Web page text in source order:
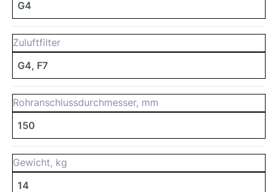
G4
Zuluftfilter
G4, F7
Rohranschlussdurchmesser, mm
150
Gewicht, kg
14